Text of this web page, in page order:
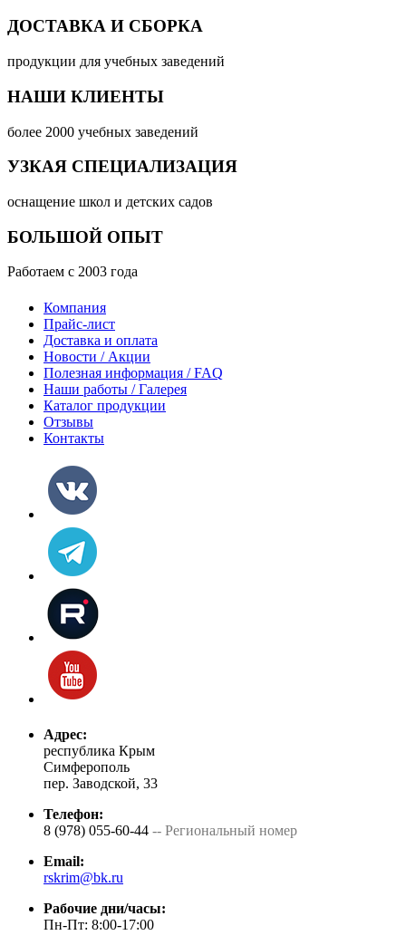
ДОСТАВКА И СБОРКА
продукции для учебных заведений
НАШИ КЛИЕНТЫ
более 2000 учебных заведений
УЗКАЯ СПЕЦИАЛИЗАЦИЯ
оснащение школ и детских садов
БОЛЬШОЙ ОПЫТ
Работаем с 2003 года
Компания
Прайс-лист
Доставка и оплата
Новости / Акции
Полезная информация / FAQ
Наши работы / Галерея
Каталог продукции
Отзывы
Контакты
Адрес:
республика Крым
Симферополь
пер. Заводской, 33
Телефон:
8 (978) 055-60-44 -- Региональный номер
Email:
rskrim@bk.ru
Рабочие дни/часы:
Пн-Пт: 8:00-17:00